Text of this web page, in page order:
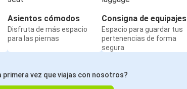
Asientos cómodos
Disfruta de más espacio
para las piernas
Consigna de equipajes
Espacio para guardar tus
pertenencias de forma
segura
primera vez que viajas con nosotros?